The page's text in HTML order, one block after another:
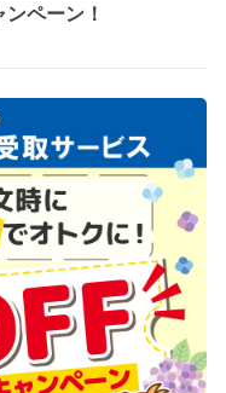
ペーン！